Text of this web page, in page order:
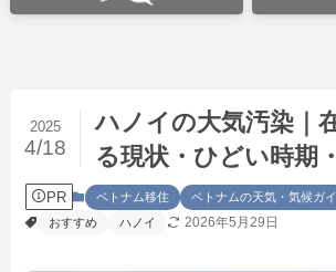
ハノイの大気汚染｜
る現状・ひどい時期
2025
4/18
PR ベトナム移住
ベトナムの天気・気候ガ
おすすめ
ハノイ 2026年5月29日